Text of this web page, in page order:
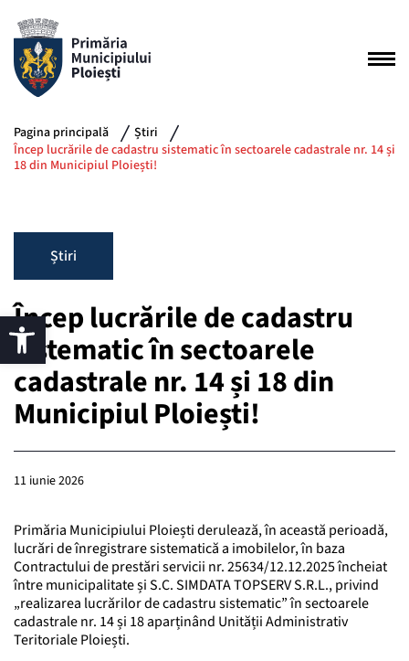
Pagina principală
Știri
Încep lucrările de cadastru sistematic în sectoarele cadastrale nr. 14 și
18 din Municipiul Ploiești!
Știri
Încep lucrările de cadastru
sistematic în sectoarele
cadastrale nr. 14 și 18 din
Municipiul Ploiești!
11 iunie 2026
Primăria Municipiului Ploiești derulează, în această perioadă,
lucrări de înregistrare sistematică a imobilelor, în baza
Contractului de prestări servicii nr. 25634/12.12.2025 încheiat
între municipalitate și S.C. SIMDATA TOPSERV S.R.L., privind
„realizarea lucrărilor de cadastru sistematic” în sectoarele
cadastrale nr. 14 și 18 aparținând Unității Administrativ
Teritoriale Ploiești.